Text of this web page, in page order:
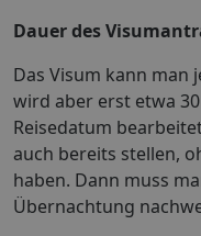
Dauer des
Das Visum kann man
wird aber erst etwa
Reisedatum
auch bereits stellen,
haben. Dann muss
Übernachtung